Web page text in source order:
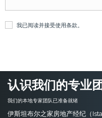
我已阅读并接受使用条款。
认识我们的专业
我们的本地专家团队已准备就绪
伊斯坦布尔之家房地产经纪（